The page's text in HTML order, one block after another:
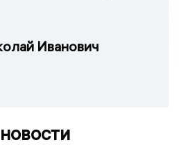
Иванович